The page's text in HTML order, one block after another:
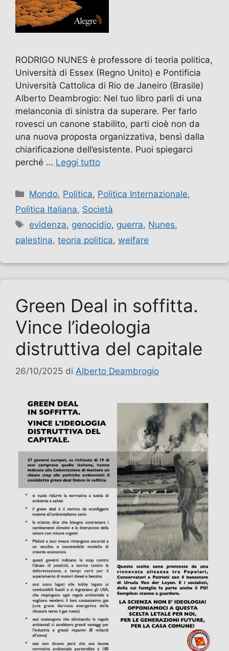
RODRIGO NUNES è professore di teoria politica,
Università di Essex (Regno Unito) e Pontificia
Università Cattolica di Rio de Janeiro (Brasile)
Alberto Deambrogio: Nel tuo libro parli di una
melanconia di sinistra da superare. Per farlo
rovesci un canone stabilito, parti cioè non da
una nuova proposta organizzativa, bensì dalla
chiarificazione dell’esistente. Puoi spiegarci
perché … Leggi tutto
Categorie
Mondo, Politica, Politica Internazionale,
Politica Italiana, Società
Tag
evidenza, genocidio, guerra, Nunes,
palestina, teoria politica, welfare
Green Deal in soffitta.
Vince l’ideologia
distruttiva del capitale
26/10/2025 di Alberto Deambrogio